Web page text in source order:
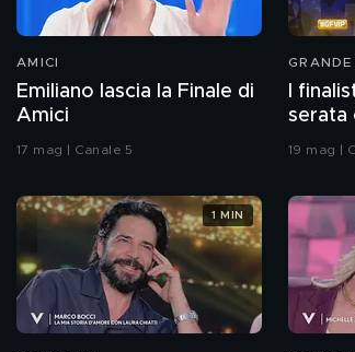
AMICI
Emiliano lascia la Finale di
Amici
17 mag | Canale 5
I
serata
19 mag |
1 MIN